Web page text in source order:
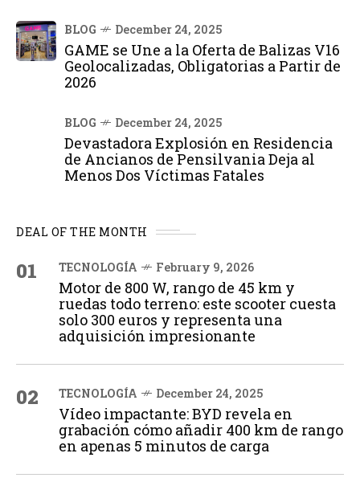
BLOG December 24, 2025
GAME se Une a la Oferta de Balizas V16
Geolocalizadas, Obligatorias a Partir de
2026
BLOG December 24, 2025
Devastadora Explosión en Residencia
de Ancianos de Pensilvania Deja al
Menos Dos Víctimas Fatales
DEAL OF THE MONTH
01 TECNOLOGÍA February 9, 2026
Motor de 800 W, rango de 45 km y
ruedas todo terreno: este scooter cuesta
solo 300 euros y representa una
adquisición impresionante
02 TECNOLOGÍA December 24, 2025
Vídeo impactante: BYD revela en
grabación cómo añadir 400 km de rango
en apenas 5 minutos de carga